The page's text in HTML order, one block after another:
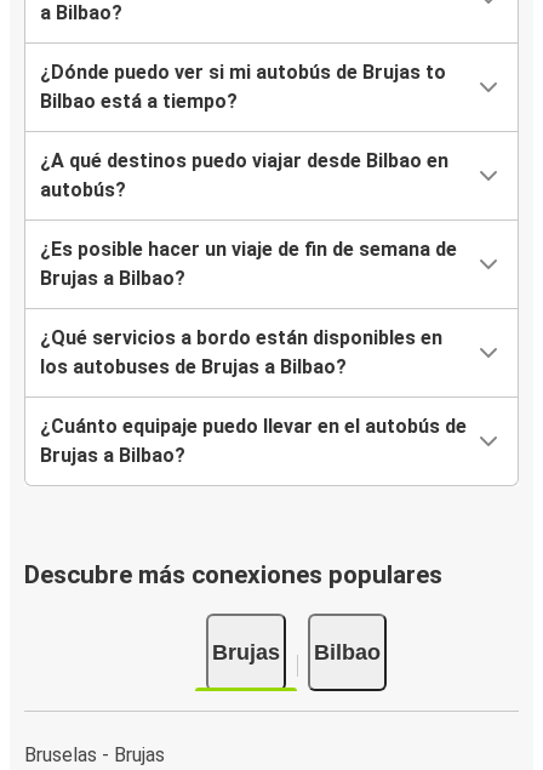
a Bilbao?
¿Dónde puedo ver si mi autobús de Brujas to
Bilbao está a tiempo?
¿A qué destinos puedo viajar desde Bilbao en
autobús?
¿Es posible hacer un viaje de fin de semana de
Brujas a Bilbao?
¿Qué servicios a bordo están disponibles en
los autobuses de Brujas a Bilbao?
¿Cuánto equipaje puedo llevar en el autobús de
Brujas a Bilbao?
Descubre más conexiones populares
Brujas Bilbao
Bruselas - Brujas